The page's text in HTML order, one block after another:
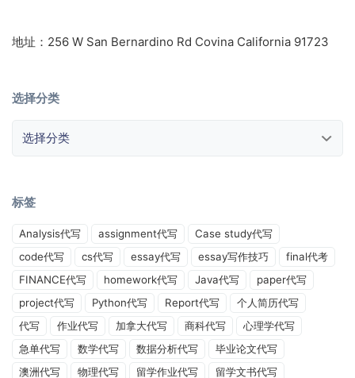
地址：256 W San Bernardino Rd Covina California 91723
选择分类
标签
Analysis代写 assignment代写
Case study代写
code代写
cs代写 essay代写 essay写作技巧
final代考
FINANCE代写
homework代写 Java代写
paper代写
project代写
Python代写 Report代写
个人简历代写
代写
作业代写 加拿大代写 商科代写
心理学代写
急单代写
数学代写 数据分析代写
毕业论文代写
澳洲代写
物理代写 留学作业代写
留学文书代写